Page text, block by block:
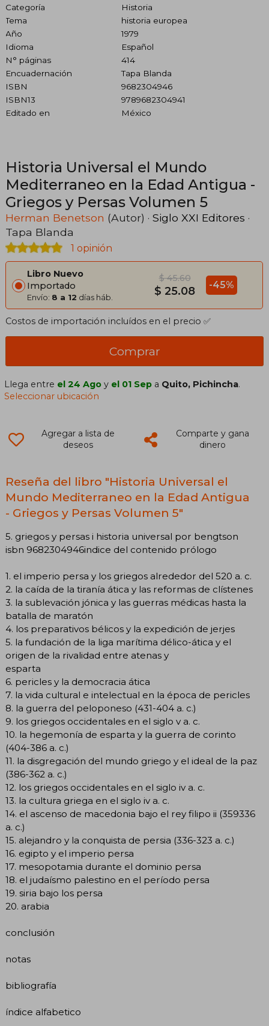
Categoría
Historia
Tema
historia europea
Año
1979
Idioma
Español
N° páginas
414
Encuadernación
Tapa Blanda
ISBN
9682304946
ISBN13
9789682304941
Editado en
México
Historia Universal el Mundo
Mediterraneo en la Edad Antigua -
Griegos y Persas Volumen 5
Herman Benetson (Autor) · Siglo XXI Editores ·
Tapa Blanda
1 opinión
Libro Nuevo
Importado
Envío: 8 a 12 días háb.
$ 45.60
$ 25.08 -45%
Costos de importación incluídos en el precio ✅
Comprar
Llega entre el 24 Ago y el 01 Sep a Quito, Pichincha.
Seleccionar ubicación
Agregar a lista de
deseos
Comparte y gana
dinero
Reseña del libro "Historia Universal el
Mundo Mediterraneo en la Edad Antigua
- Griegos y Persas Volumen 5"
5. griegos y persas i historia universal por bengtson
isbn 9682304946indice del contenido prólogo
1. el imperio persa y los griegos alrededor del 520 a. c.
2. la caída de la tiranía ática y las reformas de clístenes
3. la sublevación jónica y las guerras médicas hasta la
batalla de maratón
4. los preparativos bélicos y la expedición de jerjes
5. la fundación de la liga marítima délico-ática y el
origen de la rivalidad entre atenas y
esparta
6. pericles y la democracia ática
7. la vida cultural e intelectual en la época de pericles
8. la guerra del peloponeso (431-404 a. c.)
9. los griegos occidentales en el siglo v a. c.
10. la hegemonía de esparta y la guerra de corinto
(404-386 a. c.)
11. la disgregación del mundo griego y el ideal de la paz
(386-362 a. c.)
12. los griegos occidentales en el siglo iv a. c.
13. la cultura griega en el siglo iv a. c.
14. el ascenso de macedonia bajo el rey filipo ii (359336
a. c.)
15. alejandro y la conquista de persia (336-323 a. c.)
16. egipto y el imperio persa
17. mesopotamia durante el dominio persa
18. el judaísmo palestino en el período persa
19. siria bajo los persa
20. arabia
conclusión
notas
bibliografía
índice alfabetico